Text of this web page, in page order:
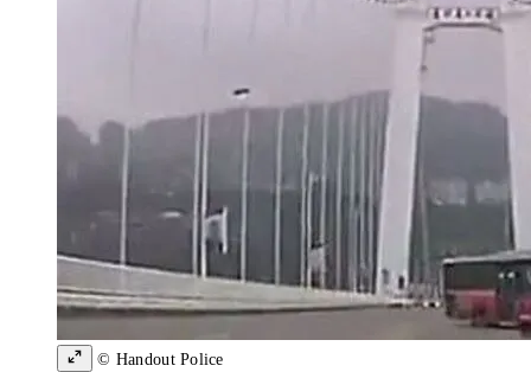
© Handout Police